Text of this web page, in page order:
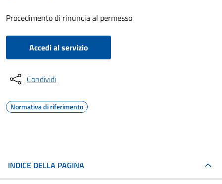
Procedimento di rinuncia al permesso
Accedi al servizio
Condividi
Normativa di riferimento
INDICE DELLA PAGINA